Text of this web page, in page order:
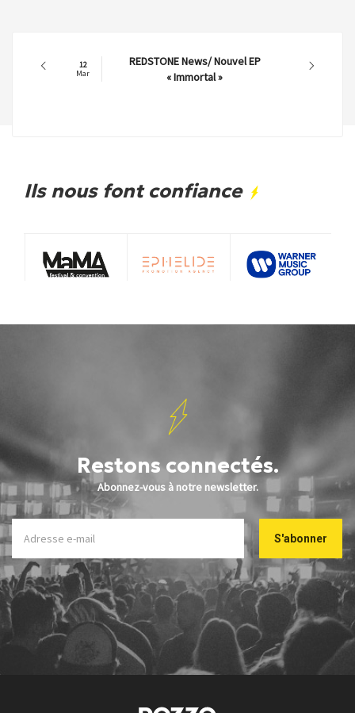
12
Mar
REDSTONE News/ Nouvel EP
« Immortal »
Ils nous font confiance
Restons connectés.
Abonnez-vous à notre newsletter.